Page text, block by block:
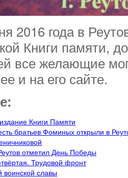
2016 года в
Книги памяти,
все желающие
и на его сайте.
Книги Памяти
братьев Фоминых открыли в
отметил День Победы
Трудовой фронт
воинской славы